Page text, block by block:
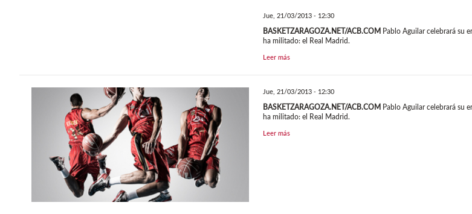
Jue, 21/03/2013 - 12:30
BASKETZARAGOZA.NET/ACB.COM Pablo Aguilar celebrará su
ha militado: el Real Madrid.
Leer más
Jue, 21/03/2013 - 12:30
BASKETZARAGOZA.NET/ACB.COM Pablo Aguilar celebrará su
ha militado: el Real Madrid.
Leer más